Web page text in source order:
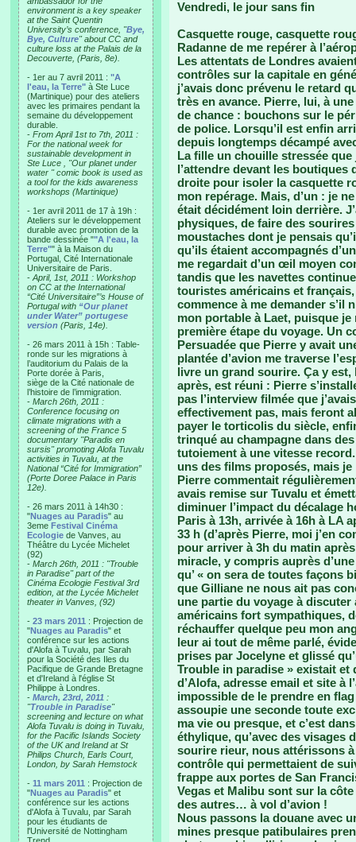
environment is a key speaker
at the Saint Quentin
University’s conference, "Bye,
Bye, Culture" about CC and
culture loss at the Palais de la
Decouverte, (Paris, 8e).
- 1er au 7 avril 2011 : "A
l'eau, la Terre" à Ste Luce
(Martinique) pour des ateliers
avec les primaires pendant la
semaine du développement
durable.
- From April 1st to 7th, 2011 :
For the national week for
sustainable development in
Ste Luce , "Our planet under
water " comic book is used as
a tool for the kids awareness
workshops (Martinique)
- 1er avril 2011 de 17 à 19h :
Ateliers sur le développement
durable avec promotion de la
bande dessinée ""A l'eau, la
Terre"" à la Maison du
Portugal, Cité Internationale
Universitaire de Paris.
- April, 1st, 2011 : Workshop
on CC at the International
“Cité Universitaire”’s House of
Portugal with “Our planet
under Water” portugese
version (Paris, 14e).
- 26 mars 2011 à 15h : Table-
ronde sur les migrations à
l’auditorium du Palais de la
Porte dorée à Paris,
siège de la Cité nationale de
l’histoire de l’immigration.
- March 26th, 2011 :
Conference focusing on
climate migrations with a
screening of the France 5
documentary "Paradis en
sursis" promoting Alofa Tuvalu
activities in Tuvalu, at the
National “Cité for Immigration”
(Porte Doree Palace in Paris
12e).
- 26 mars 2011 à 14h30 :
"Nuages au Paradis" au
3eme Festival Cinéma
Ecologie de Vanves, au
Théâtre du Lycée Michelet
(92)
- March 26th, 2011 : "Trouble
in Paradise" part of the
Cinéma Ecologie Festival 3rd
edition, at the Lycée Michelet
theater in Vanves, (92)
- 23 mars 2011 : Projection de
"Nuages au Paradis" et
conférence sur les actions
d'Alofa à Tuvalu, par Sarah
pour la Société des Iles du
Pacifique de Grande Bretagne
et d'Ireland à l'église St
Philippe à Londres.
- March, 23rd, 2011 :
"Trouble in Paradise"
screening and lecture on what
Alofa Tuvalu is doing in Tuvalu,
for the Pacific Islands Society
of the UK and Ireland at St
Philips Church, Earls Court,
London, by Sarah Hemstock
- 11 mars 2011 : Projection de
"Nuages au Paradis" et
conférence sur les actions
d'Alofa à Tuvalu, par Sarah
pour les étudiants de
l'Université de Nottingham
Vendredi, le jour sans fin
Casquette rouge, casquette
Radanne de me repérer à
Les attentats de Londres
contrôles sur la capitale en
j’avais donc prévenu le retard
très en avance. Pierre, lui, à
de chance : bouchons sur le
de police. Lorsqu’il est enfin
depuis longtemps décampé
La fille un chouille stressée que
l’attendre devant les boutiques
droite pour isoler la casquette
mon repérage. Mais, d’un : je
était décidément loin derrière.
physiques, de faire des
moustaches dont je pensais
qu’ils étaient accompagnés
me regardait d’un œil moyen
tandis que les navettes
touristes américains et
commence à me demander s’il
mon portable à Laet, puisque je
première étape du voyage. Un
Persuadée que Pierre y avait
plantée d’avion me traverse
livre un grand sourire. Ça y
après, est réuni : Pierre
pas l’interview filmée que
effectivement pas, mais feront
payer le torticolis du siècle,
trinqué au champagne dans
tutoiement à une vitesse
uns des films proposés, mais
Pierre commentait
avais remise sur Tuvalu et
diminuer l’impact du décalage
Paris à 13h, arrivée à 16h à LA
33 h (d’après Pierre, moi j’en
pour arriver à 3h du matin
miracle, y compris auprès
qu’ « on sera de toutes façons
que Gilliane ne nous ait pas
une partie du voyage à
américains fort sympathiques,
réchauffer quelque peu mon
leur ai tout de même parlé,
prises par Jocelyne et glissé
Trouble in paradise » existait et
d’Alofa, adresse email et site à
impossible de le prendre en
assoupie une seconde toute
ma vie ou presque, et c’est
éthylique, qu’avec des visages
sourire rieur, nous attérissons
contrôle qui permettaient de
frappe aux portes de San
Vegas et Malibu sont sur la
des autres… à vol d’avion !
Nous passons la douane avec
mines presque patibulaires